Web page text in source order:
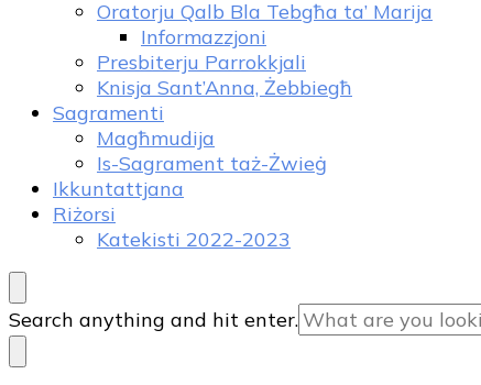
Oratorju Qalb Bla Tebgħa ta’ Marija
Informazzjoni
Presbiterju Parrokkjali
Knisja Sant’Anna, Żebbiegħ
Sagramenti
Magħmudija
Is-Sagrament taż-Żwieġ
Ikkuntattjana
Riżorsi
Katekisti 2022-2023
Looking
for
Something?
Search anything and hit enter.